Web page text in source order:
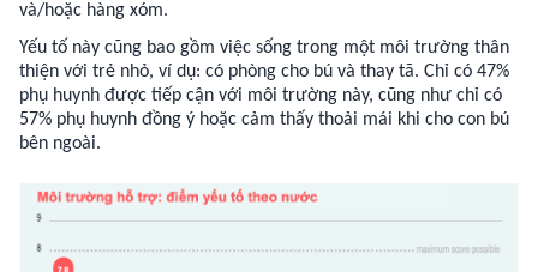
và/hoặc hàng xóm.
Yếu tố này cũng bao gồm việc sống trong một môi trường thân
thiện với trẻ nhỏ, ví dụ: có phòng cho bú và thay tã. Chỉ có 47%
phụ huynh được tiếp cận với môi trường này, cũng như chỉ có
57% phụ huynh đồng ý hoặc cảm thấy thoải mái khi cho con bú
bên ngoài.